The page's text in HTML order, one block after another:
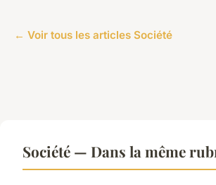
← Voir tous les articles Société
Société — Dans la même